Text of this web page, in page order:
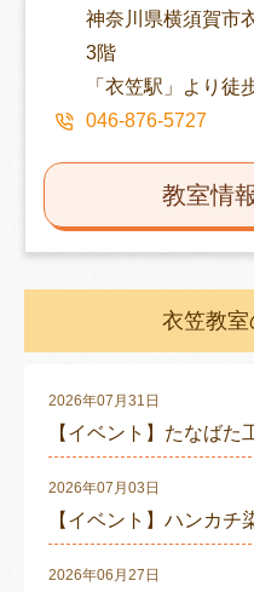
神奈川県横須賀市
3階
「衣笠駅」より徒
046-876-5727
教室情
衣笠教
2026年07月31日
【イベント】たなばた
2026年07月03日
【イベント】ハンカチ
2026年06月27日